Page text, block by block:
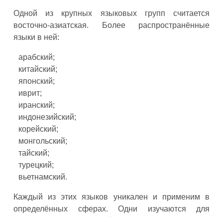
Одной из крупных языковых групп считается
восточно-азиатская. Более распространённые
языки в ней:
арабский;
китайский;
японский;
иврит;
иранский;
индонезийский;
корейский;
монгольский;
тайский;
турецкий;
вьетнамский.
Каждый из этих языков уникален и применим в
определённых сферах. Одни изучаются для